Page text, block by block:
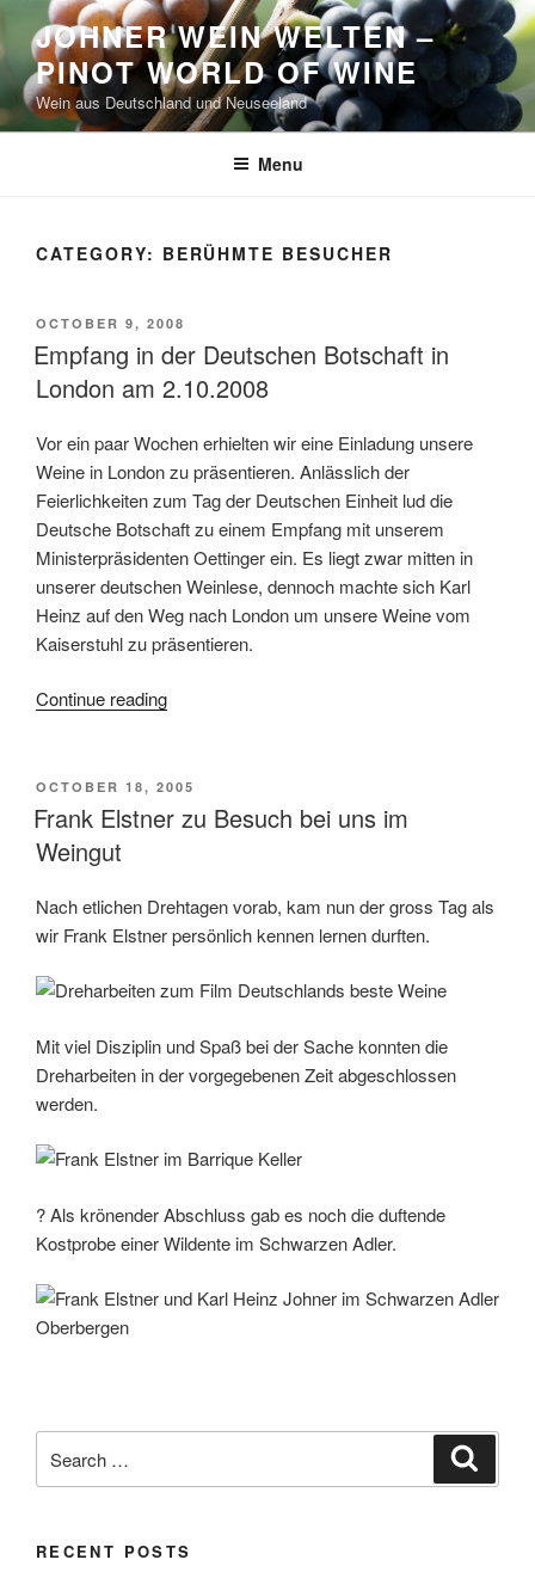
to
content
JOHNER WEIN WELTEN –
PINOT WORLD OF WINE
Wein aus Deutschland und Neuseeland
Menu
CATEGORY: BERÜHMTE BESUCHER
POSTED
ON
OCTOBER 9, 2008
Empfang in der Deutschen Botschaft in
London am 2.10.2008
Vor ein paar Wochen erhielten wir eine Einladung unsere
Weine in London zu präsentieren. Anlässlich der
Feierlichkeiten zum Tag der Deutschen Einheit lud die
Deutsche Botschaft zu einem Empfang mit unserem
Ministerpräsidenten Oettinger ein. Es liegt zwar mitten in
unserer deutschen Weinlese, dennoch machte sich Karl
Heinz auf den Weg nach London um unsere Weine vom
Kaiserstuhl zu präsentieren.
Continue reading
Deutschen
Botschaft
am
2.10.2008”
POSTED
ON
OCTOBER 18, 2005
Frank Elstner zu Besuch bei uns im
Weingut
Nach etlichen Drehtagen vorab, kam nun der gross Tag als
wir Frank Elstner persönlich kennen lernen durften.
Mit viel Disziplin und Spaß bei der Sache konnten die
Dreharbeiten in der vorgegebenen Zeit abgeschlossen
werden.
? Als krönender Abschluss gab es noch die duftende
Kostprobe einer Wildente im Schwarzen Adler.
for:
RECENT POSTS